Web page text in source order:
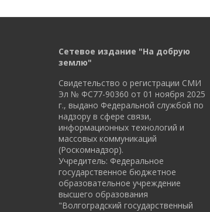
Сетевое издание "На добрую
землю"
Свидетельство о регистрации СМИ
Эл № ФС77-90360 от 01 ноября 2025
г., выдано Федеральной службой по
надзору в сфере связи,
информационных технологий и
массовых коммуникаций
(Роскомнадзор).
Учредитель: Федеральное
государственное бюджетное
образовательное учреждение
высшего образования
"Волгоградский государственный